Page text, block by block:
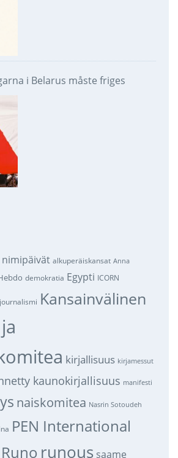
i Belarus måste friges
alkuperäiskansat Anna
demokratia Egypti ICORN
journalismi Kansainvälinen
kirjallisuus kirjamessut
kaunokirjallisuus manifesti
naiskomitea Nasrin Sotoudeh
PEN International
Runo runous saame